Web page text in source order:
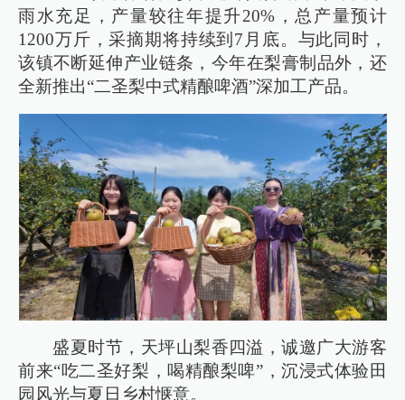
雨水充足，产量较往年提升20%，总产量预计
1200万斤，采摘期将持续到7月底。与此同时，
该镇不断延伸产业链条，今年在梨膏制品外，还
全新推出“二圣梨中式精酿啤酒”深加工产品。
盛夏时节，天坪山梨香四溢，诚邀广大游客
前来“吃二圣好梨，喝精酿梨啤”，沉浸式体验田
园风光与夏日乡村惬意。